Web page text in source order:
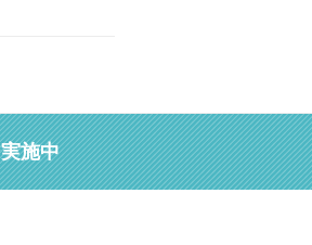
施中